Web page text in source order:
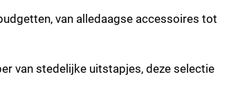
van alledaagse accessoires tot
van stedelijke uitstapjes, deze selectie